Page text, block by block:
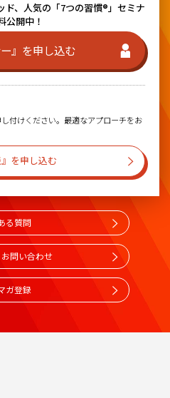
、 人気の「7つの習慣®」セミナ
公開中！
ー』を申し込む
付けください。最適なアプローチをお
』を申し込む
る質問
問い合わせ
ガ登録